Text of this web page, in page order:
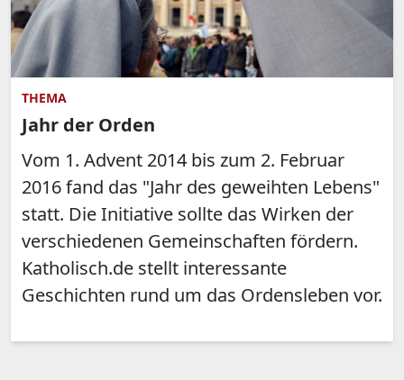
THEMA
Jahr der Orden
Vom 1. Advent 2014 bis zum 2. Februar
2016 fand das "Jahr des geweihten Lebens"
statt. Die Initiative sollte das Wirken der
verschiedenen Gemeinschaften fördern.
Katholisch.de stellt interessante
Geschichten rund um das Ordensleben vor.